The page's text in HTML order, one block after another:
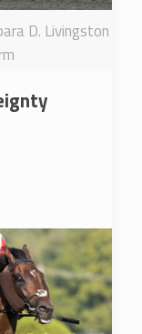
D. Livingston